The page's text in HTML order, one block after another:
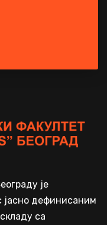
је
јасно дефинисаним
са